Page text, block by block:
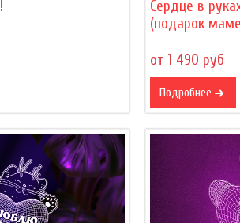
Сердце в
(подарок
от 1 490 руб
Подробнее